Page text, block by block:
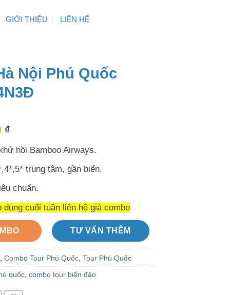
GIỚI THIỆU LIÊN HỆ
Nội Phú Quốc
₫
hồi Bamboo Airways.
trung tâm, gần biển.
chuẩn.
dụng cuối tuần liên hệ giá combo
TƯ VẤN THÊM
, Combo Tour Phú Quốc, Tour Phú Quốc
quốc, combo tour biển đảo